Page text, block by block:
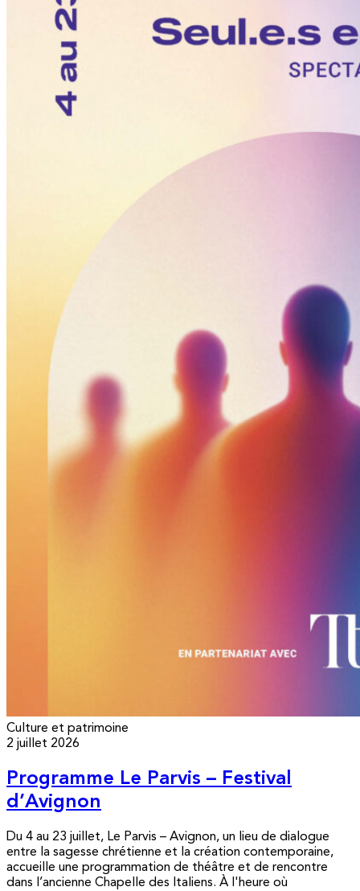
Culture et patrimoine
2 juillet 2026
Programme Le Parvis – Festival
d’Avignon
Du 4 au 23 juillet, Le Parvis – Avignon, un lieu de dialogue
entre la sagesse chrétienne et la création contemporaine,
accueille une programmation de théâtre et de rencontre
dans l’ancienne Chapelle des Italiens. À l'heure où